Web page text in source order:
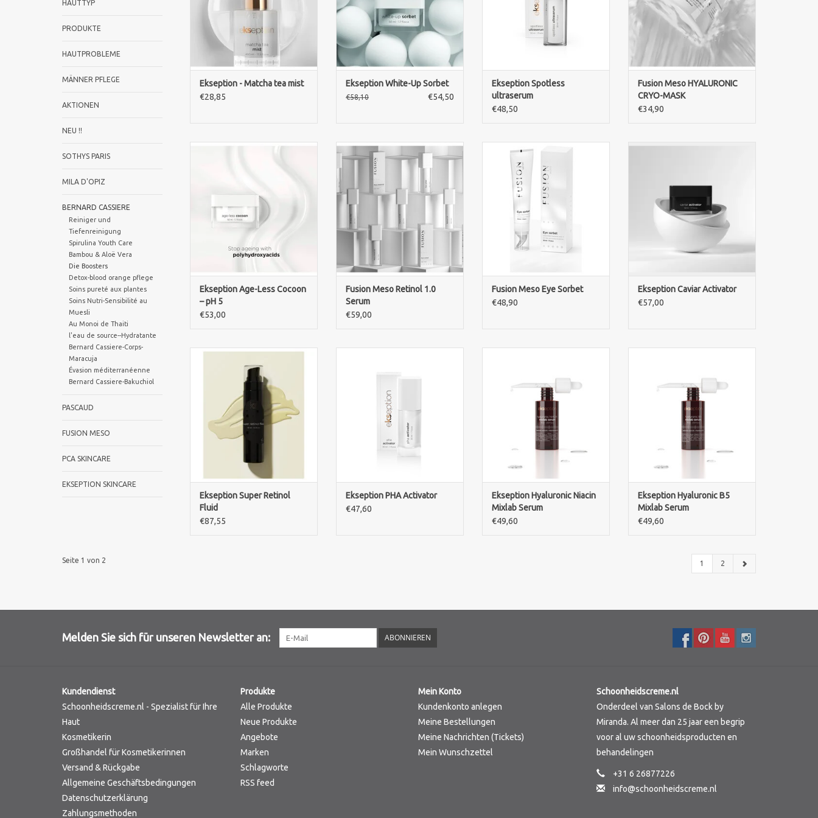
HAUTTYP
PRODUKTE
HAUTPROBLEME
MÄNNER PFLEGE
AKTIONEN
NEU !!
SOTHYS PARIS
MILA D'OPIZ
BERNARD CASSIERE
Reiniger und
Tiefenreinigung
Spirulina Youth Care
Bambou & Aloë Vera
Die Boosters
Detox-blood orange pflege
Soins pureté aux plantes
Soins Nutri-Sensibilité au
Muesli
Au Monoi de Thaiti
l'eau de source--Hydratante
Bernard Cassiere-Corps-
Maracuja
Évasion méditerranéenne
Bernard Cassiere-Bakuchiol
PASCAUD
FUSION MESO
PCA SKINCARE
EKSEPTION SKINCARE
Toner oder erfrischender
Gesichtsspray für alle Hauttypen.
ZUM WARENKORB HINZUFÜGEN
Ekseption - Matcha tea mist
€28,85
einen strahlenden, ebenmäßigen
Teint sorgt.
ZUM WARENKORB HINZUFÜGEN
Ekseption White-Up Sorbet
€58,10 €54,50
Teint.
ZUM WARENKORB HINZUFÜGEN
Ekseption Spotless
ultraserum
€48,50
strahlendes Hautbild.
ZUM WARENKORB HINZUFÜGEN
Fusion Meso HYALURONIC
CRYO-MASK
€34,90
Ekseption Age-Less Cocoon pH 5
intensive Feuchtigkeit und
Hautalterung. Für eine
geschützte und geschmeidige
Haut.
Ekseption Age-Less Cocoon
– pH 5
€53,00
FUSION MESO RETINOL 1.0
SERUM mit 1 % Retinol reduziert
Falten, verfeinert Poren und
verbessert die Hautstruktur für
ein glattes und jugendliches
ZUM WARENKORB HINZUFÜGEN
Fusion Meso Retinol 1.0
Serum
€59,00
Fusion Meso Eye Sorbet spendet
Augenpartie und reduziert
sichtbar Schwellungen,
Augenringe und feine Linien.
ZUM WARENKORB HINZUFÜGEN
Fusion Meso Eye Sorbet
€48,90
Ekseption Caviar Activator mit
reduziert sichtbare Zeichen der
Hautalterung.
ZUM WARENKORB HINZUFÜGEN
Ekseption Caviar Activator
€57,00
Ekseption Super Retinol Fluid
reduziert Falten, verbessert die
Hautstruktur und fördert die
Hauterneuerung für ein glattes
und jugendliches Hautbild.
ZUM WARENKORB HINZUFÜGEN
Ekseption Super Retinol
Fluid
€87,55
verfeinert die Haut auf sanfte
Weise. Ideal für empfindliche
Haut und zur Vorbereitung auf
Peelings.
ZUM WARENKORB HINZUFÜGEN
Ekseption PHA Activator
€47,60
Feuchtigkeit, verfeinert das
Hautbild und sorgt für einen
strahlenden, ebenmäßigen Teint.
ZUM WARENKORB HINZUFÜGEN
Ekseption Hyaluronic Niacin
Mixlab Serum
€49,60
beruhigt Rötungen, spendet
intensive Feuchtigkeit und pflegt
empfindliche Haut.
ZUM WARENKORB HINZUFÜGEN
Ekseption Hyaluronic B5
Mixlab Serum
€49,60
Seite 1 von 2 1 2
Melden Sie sich für unseren Newsletter an: ABONNIEREN
Kundendienst
Schoonheidscreme.nl - Spezialist für Ihre
Haut
Kosmetikerin
Großhandel für Kosmetikerinnen
Versand & Rückgabe
Allgemeine Geschäftsbedingungen
Datenschutzerklärung
Zahlungsmethoden
Produkte
Alle Produkte
Neue Produkte
Angebote
Marken
Schlagworte
RSS feed
Mein Konto
Kundenkonto anlegen
Meine Bestellungen
Meine Nachrichten (Tickets)
Mein Wunschzettel
Schoonheidscreme.nl
Onderdeel van Salons de Bock by
Miranda. Al meer dan 25 jaar een begrip
voor al uw schoonheidsproducten en
behandelingen
+31 6 26877226
info@schoonheidscreme.nl